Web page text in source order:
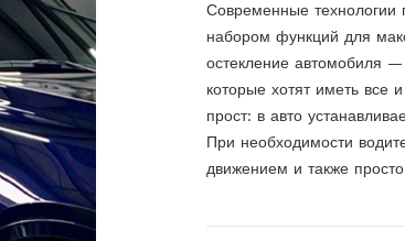
Современные технологии
набором функций для
остекление автомобиля —
которые хотят иметь все
прост: в авто
При необходимости
движением и также просто